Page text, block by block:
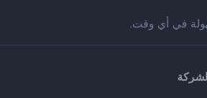
في أي وقت.